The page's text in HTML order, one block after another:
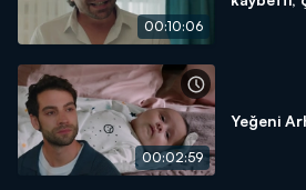
00:10:06
00:02:59
Yeğeni